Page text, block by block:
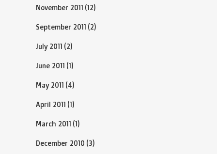
November 2011 (12)
September 2011 (2)
July 2011 (2)
June 2011 (1)
May 2011 (4)
April 2011 (1)
March 2011 (1)
December 2010 (3)